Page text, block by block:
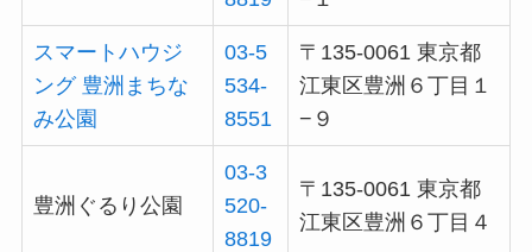
スマートハウジ
ング 豊洲まちな
み公園
03-5
534-
8551
〒135-0061 東京都
江東区豊洲６丁目１
−９
豊洲ぐるり公園
03-3
520-
8819
〒135-0061 東京都
江東区豊洲６丁目４